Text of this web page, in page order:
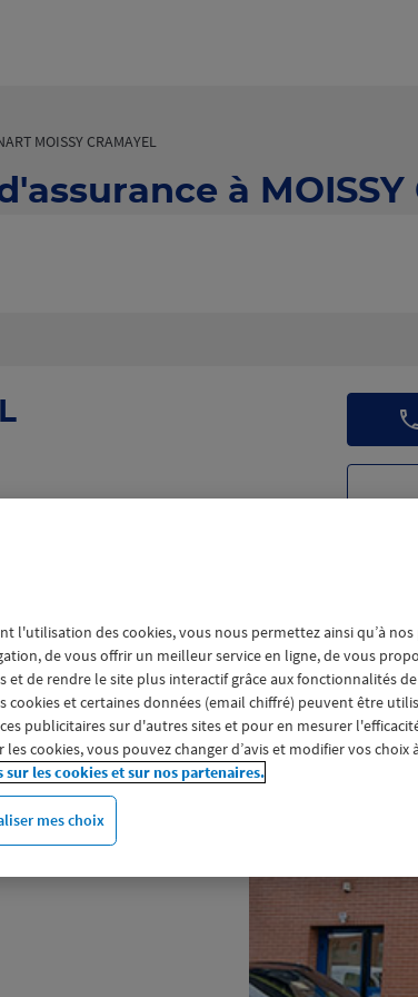
MOISSY CRAMAYEL
à MOISSY
6, derrière le Mac Donald's.
parole à ses sociétaires et les
(assurance auto et moto,
la mutuelle et la prévoyance
ou encore pour l'épargne
ou CSE, faites votre devis
Macif Assurances de
l'utilisation des cookies, vous nous permettez ainsi qu’à
de vous offrir un meilleur service en ligne, de vous
et de rendre le site plus interactif grâce aux fonctionnalités
cookies et certaines données (email chiffré) peuvent être
publicitaires sur d'autres sites et pour en mesurer
les cookies, vous pouvez changer d’avis et modifier vos
sur les cookies et sur nos partenaires.
mes choix